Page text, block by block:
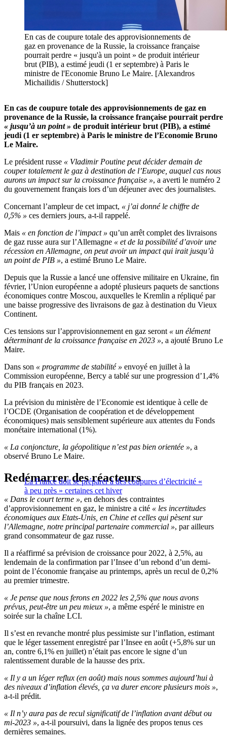
En cas de coupure totale des approvisionnements de
gaz en provenance de la Russie, la croissance française
pourrait perdre « jusqu'à un point » de produit intérieur
brut (PIB), a estimé jeudi (1 er septembre) à Paris le
ministre de l'Economie Bruno Le Maire. [Alexandros
Michailidis / Shutterstock]
En cas de coupure totale des approvisionnements de gaz en
provenance de la Russie, la croissance française pourrait perdre
« jusqu’à un point » de produit intérieur brut (PIB), a estimé
jeudi (1 er septembre) à Paris le ministre de l’Economie Bruno
Le Maire.
Le président russe « Vladimir Poutine peut décider demain de
couper totalement le gaz à destination de l’Europe, auquel cas nous
aurons un impact sur la croissance française », a averti le numéro 2
du gouvernement français lors d’un déjeuner avec des journalistes.
Concernant l’ampleur de cet impact, « j’ai donné le chiffre de
0,5% » ces derniers jours, a-t-il rappelé.
Mais « en fonction de l’impact » qu’un arrêt complet des livraisons
de gaz russe aura sur l’Allemagne « et de la possibilité d’avoir une
récession en Allemagne, on peut avoir un impact qui irait jusqu’à
un point de PIB », a estimé Bruno Le Maire.
Depuis que la Russie a lancé une offensive militaire en Ukraine, fin
février, l’Union européenne a adopté plusieurs paquets de sanctions
économiques contre Moscou, auxquelles le Kremlin a répliqué par
une baisse progressive des livraisons de gaz à destination du Vieux
Continent.
Ces tensions sur l’approvisionnement en gaz seront « un élément
déterminant de la croissance française en 2023 », a ajouté Bruno Le
Maire.
Dans son « programme de stabilité » envoyé en juillet à la
Commission européenne, Bercy a tablé sur une progression d’1,4%
du PIB français en 2023.
La prévision du ministère de l’Economie est identique à celle de
l’OCDE (Organisation de coopération et de développement
économiques) mais sensiblement supérieure aux attentes du Fonds
monétaire international (1%).
« La conjoncture, la géopolitique n’est pas bien orientée », a
observé Bruno Le Maire.
La France doit se préparer à des coupures d’électricité «
à peu près » certaines cet hiver
Redémarrer des réacteurs
« Dans le court terme », en dehors des contraintes
d’approvisionnement en gaz, le ministre a cité « les incertitudes
économiques aux Etats-Unis, en Chine et celles qui pèsent sur
l’Allemagne, notre principal partenaire commercial », par ailleurs
grand consommateur de gaz russe.
Il a réaffirmé sa prévision de croissance pour 2022, à 2,5%, au
lendemain de la confirmation par l’Insee d’un rebond d’un demi-
point de l’économie française au printemps, après un recul de 0,2%
au premier trimestre.
« Je pense que nous ferons en 2022 les 2,5% que nous avons
prévus, peut-être un peu mieux », a même espéré le ministre en
soirée sur la chaîne LCI.
Il s’est en revanche montré plus pessimiste sur l’inflation, estimant
que le léger tassement enregistré par l’Insee en août (+5,8% sur un
an, contre 6,1% en juillet) n’était pas encore le signe d’un
ralentissement durable de la hausse des prix.
« Il y a un léger reflux (en août) mais nous sommes aujourd’hui à
des niveaux d’inflation élevés, ça va durer encore plusieurs mois »,
a-t-il prédit.
« Il n’y aura pas de recul significatif de l’inflation avant début ou
mi-2023 », a-t-il poursuivi, dans la lignée des propos tenus ces
dernières semaines.